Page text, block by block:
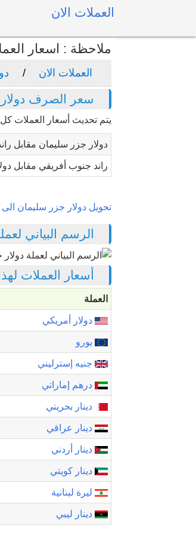
العملات الان
ملاحظة : اسعار
العملات الان
سعر الصرف
يتم تحديث أسعار العملات
دولار جزر سليمان مقابل
راند جنوب أفريقي مقابل
تحويل دولار جزر سليمان
الرسم البياني
أسعار العملات
العملة
دولار أمريكي
يورو
جنيه إسترليني
درهم إماراتي
دينار بحريني
دينار عراقي
دينار أردني
دينار كويتي
ليرة لبنانية
دينار ليبي